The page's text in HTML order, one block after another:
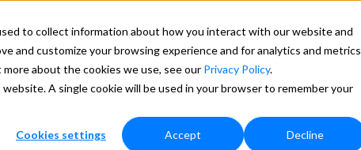
to collect information about how you interact with our website and
and customize your browsing experience and for analytics and metrics
about the cookies we use, see our Privacy Policy.
A single cookie will be used in your browser to remember your
Cookies settings Accept Decline
Servizi Our Data Prezzi